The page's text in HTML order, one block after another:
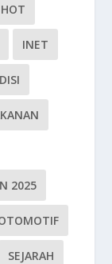
HOT
INET
2025
SEJARAH